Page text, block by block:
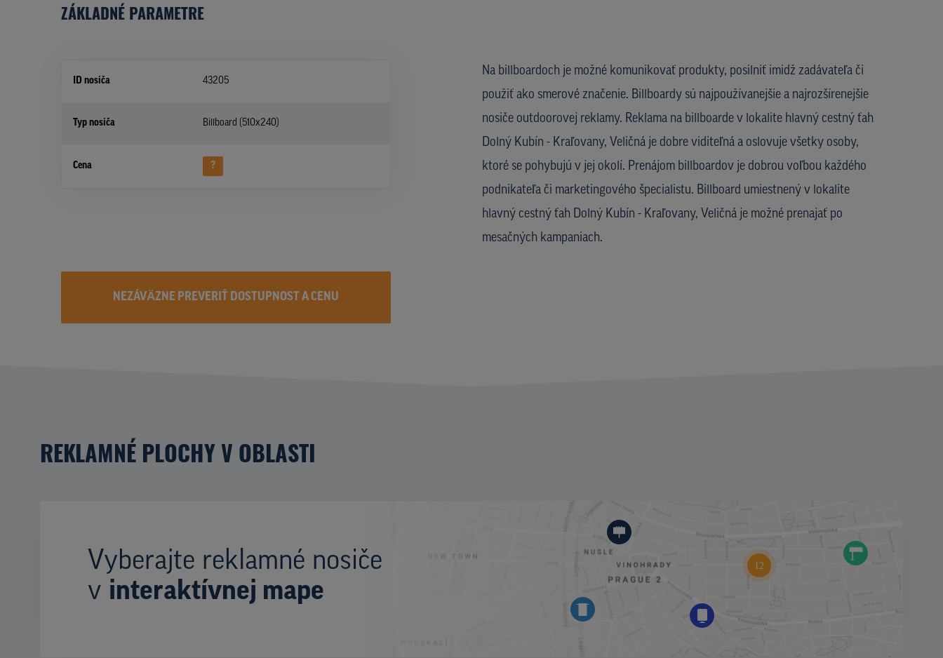
ZÁKLADNÉ PARAMETRE
ID nosiča 43205
Typ nosiča Billboard (510x240)
Cena ?
Na billboardoch je možné komunikovať produkty, posilniť imidž zadávateľa či
použiť ako smerové značenie. Billboardy sú najpoužívanejšie a najrozšírenejšie
nosiče outdoorovej reklamy. Reklama na billboarde v lokalite hlavný cestný ťah
Dolný Kubín - Kraľovany, Veličná je dobre viditeľná a oslovuje všetky osoby,
ktoré se pohybujú v jej okolí. Prenájom billboardov je dobrou voľbou každého
podnikateľa či marketingového špecialistu. Billboard umiestnený v lokalite
hlavný cestný ťah Dolný Kubín - Kraľovany, Veličná je možné prenajať po
mesačných kampaniach.
NEZÁVÄZNE PREVERIŤ DOSTUPNOST A CENU
REKLAMNÉ PLOCHY V OBLASTI
Vyberajte reklamné nosiče
v interaktívnej mape